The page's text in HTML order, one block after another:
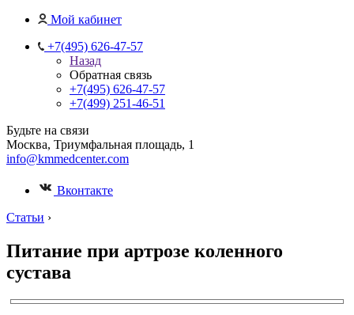
Мой кабинет
+7(495) 626-47-57
Назад
Обратная связь
+7(495) 626-47-57
+7(499) 251-46-51
Будьте на связи
Москва, Триумфальная площадь, 1
info@kmmedcenter.com
Вконтакте
Статьи ›
Питание при артрозе коленного
сустава